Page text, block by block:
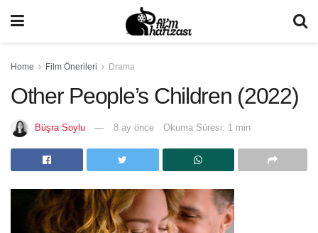
Home Film Önerileri Drama
Other People’s Children (2022)
Büşra Soylu 8 ay önce Okuma Süresi: 1 min